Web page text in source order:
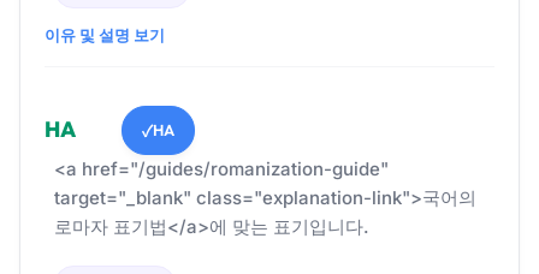
이유 및 설명 보기
HA ✓HA
<a href="/guides/romanization-guide"
target="_blank" class="explanation-link">국어의
로마자 표기법</a>에 맞는 표기입니다.